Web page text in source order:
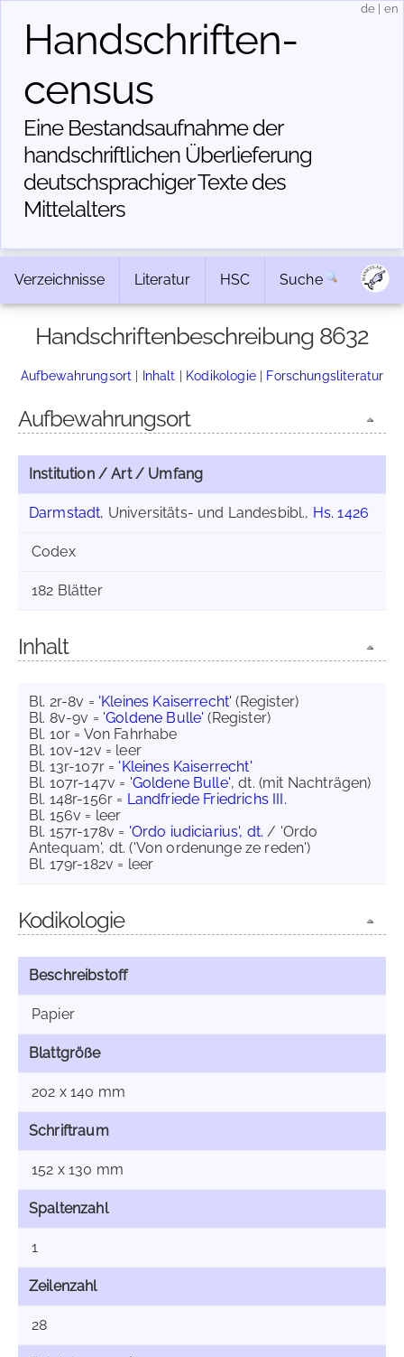
Handschriften­
census
Eine Bestandsaufnahme der
handschriftlichen Über­lieferung
deutschsprachiger Texte des
Mittelalters
de en
Verzeichnisse Literatur HSC Suche
Handschriftenbeschreibung 8632
Aufbewahrungsort | Inhalt | Kodikologie| Forschungsliteratur
Aufbewahrungsort
Institution / Art / Umfang
Darmstadt, Universitäts- und Landesbibl., Hs. 1426
Codex
182 Blätter
Inhalt
Bl. 2r-8v = 'Kleines Kaiserrecht' (Register)
Bl. 8v-9v = 'Goldene Bulle' (Register)
Bl. 10r = Von Fahrhabe
Bl. 10v-12v = leer
Bl. 13r-107r = 'Kleines Kaiserrecht'
Bl. 107r-147v = 'Goldene Bulle', dt. (mit Nachträgen)
Bl. 148r-156r = Landfriede Friedrichs III.
Bl. 156v = leer
Bl. 157r-178v = 'Ordo iudiciarius', dt. / 'Ordo
Antequam', dt. ('Von ordenunge ze reden')
Bl. 179r-182v = leer
Kodikologie
Beschreibstoff
Papier
Blattgröße
202 x 140 mm
Schriftraum
152 x 130 mm
Spaltenzahl
1
Zeilenzahl
28